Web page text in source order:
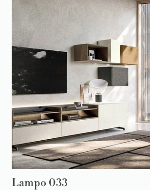
Lampo 033